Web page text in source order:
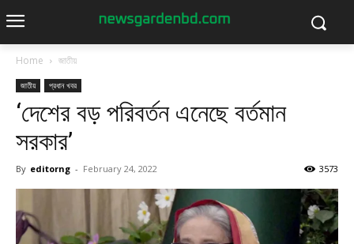
Home জাতীয়
জাতীয় প্রধান খবর
‘দেশের বড় পরিবর্তন এনেছে বর্তমান
সরকার’
By editorng - February 24, 2022 3573